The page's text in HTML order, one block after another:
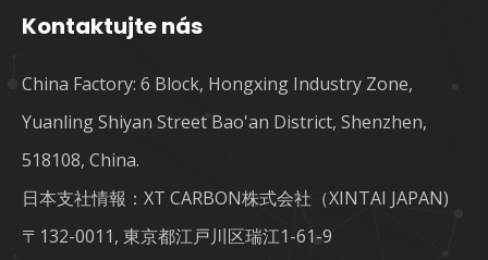
Kontaktujte nás
China Factory: 6 Block, Hongxing Industry Zone,
Yuanling Shiyan Street Bao'an District, Shenzhen,
518108, China.
日本支社情報：XT CARBON株式会社（XINTAI JAPAN)
〒132-0011, 東京都江戸川区瑞江1-61-9